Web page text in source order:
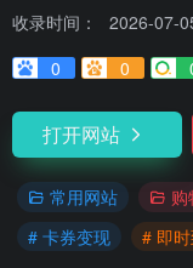
收录时间：
2026-07-
0
0
打开网站
常用网站 购
# 卡券变现
# 即